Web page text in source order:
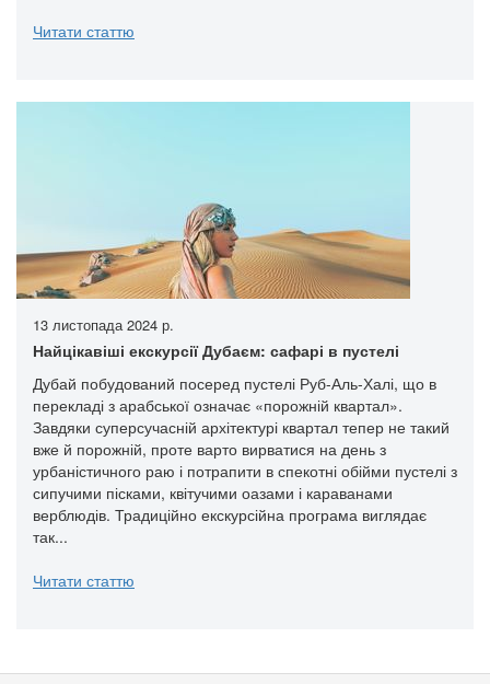
Читати статтю
13 листопада 2024 р.
Найцікавіші екскурсії Дубаєм: сафарі в пустелі
Дубай побудований посеред пустелі Руб-Аль-Халі, що в
перекладі з арабської означає «порожній квартал».
Завдяки суперсучасній архітектурі квартал тепер не такий
вже й порожній, проте варто вирватися на день з
урбаністичного раю і потрапити в спекотні обійми пустелі з
сипучими пісками, квітучими оазами і караванами
верблюдів. Традиційно екскурсійна програма виглядає
так...
Читати статтю